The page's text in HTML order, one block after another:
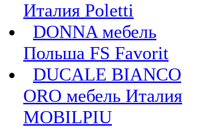
Италия Poletti
DONNA мебель
Польша FS Favorit
DUCALE BIANCO
ORO мебель Италия
MOBILPIU